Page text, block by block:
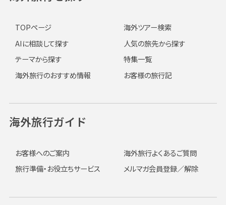
TOPページ
海外ツアー検索
AIに相談して探す
人気の旅先から探す
テーマから探す
特集一覧
海外旅行のおすすめ情報
お客様の旅行記
海外旅行ガイド
お客様へのご案内
海外旅行よくあるご質問
旅行準備・お役立ちサービス
メルマガ会員登録／解除